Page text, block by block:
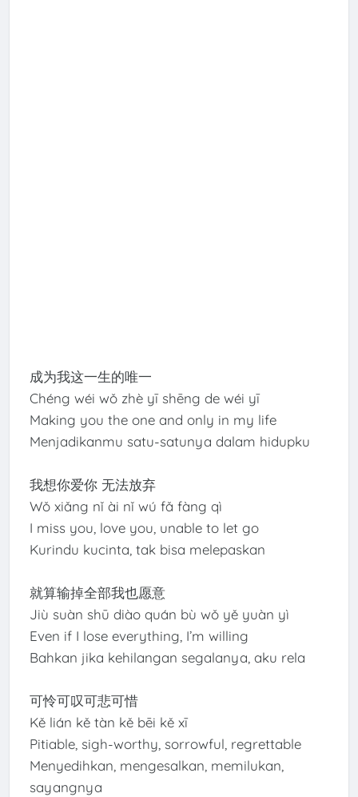
成为我这一生的唯一
Chéng wéi wǒ zhè yī shēng de wéi yī
Making you the one and only in my life
Menjadikanmu satu-satunya dalam hidupku
我想你爱你 无法放弃
Wǒ xiǎng nǐ ài nǐ wú fǎ fàng qì
I miss you, love you, unable to let go
Kurindu kucinta, tak bisa melepaskan
就算输掉全部我也愿意
Jiù suàn shū diào quán bù wǒ yě yuàn yì
Even if I lose everything, I’m willing
Bahkan jika kehilangan segalanya, aku rela
可怜可叹可悲可惜
Kě lián kě tàn kě bēi kě xī
Pitiable, sigh-worthy, sorrowful, regrettable
Menyedihkan, mengesalkan, memilukan,
sayangnya